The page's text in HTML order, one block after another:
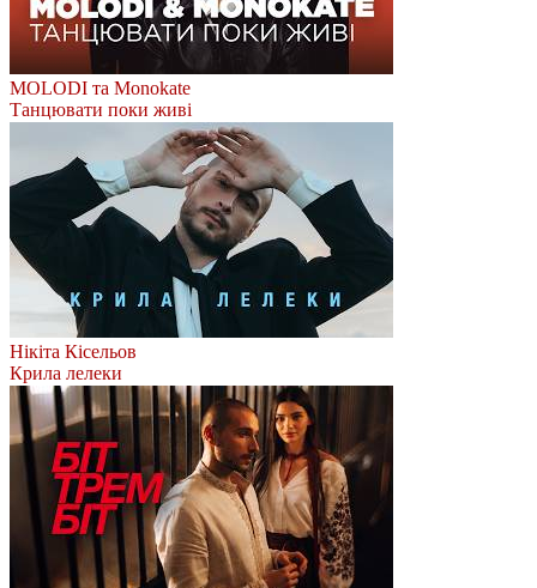
MOLODI та Monokate
Танцювати поки живі
Нікіта Кісельов
Крила лелеки